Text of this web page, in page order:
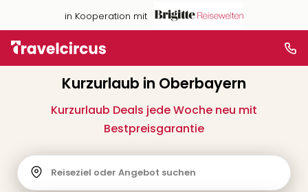
in Kooperation mit
Kurzurlaub in Oberbayern
Kurzurlaub Deals jede Woche neu mit
Bestpreisgarantie
Reiseziel oder Angebot suchen